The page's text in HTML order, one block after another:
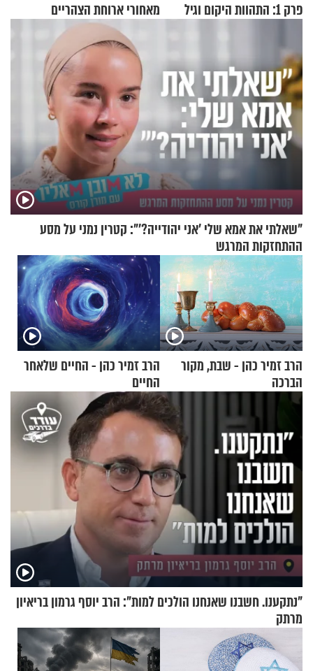
פרק 1: התהוות היקום וגיל
מאחורי ארוחת הצהריים
שכבשה את הרשת?
"שאלתי את אמא שלי 'אני יהודייה?'": קטרין נמני על מסע
ההתחזקות המרגש
הרב זמיר כהן - שבת, מקור
הברכה
הרב זמיר כהן - החיים שלאחר
החיים
"נתקענו. חשבנו שאנחנו הולכים למות": הרב יוסף גרמון בריאיון
מרתק